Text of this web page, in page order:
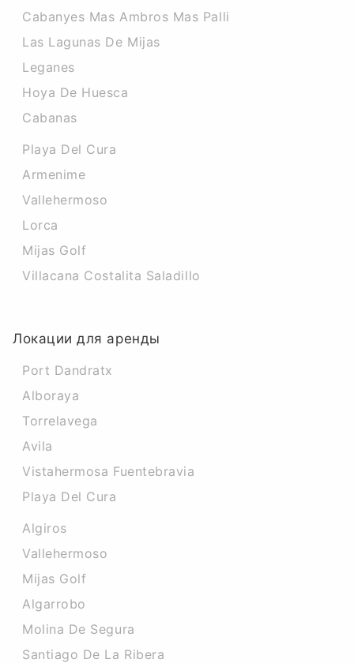
Cabanyes Mas Ambros Mas Palli
Las Lagunas De Mijas
Leganes
Hoya De Huesca
Cabanas
Playa Del Cura
Armenime
Vallehermoso
Lorca
Mijas Golf
Villacana Costalita Saladillo
Локации для аренды
Port Dandratx
Alboraya
Torrelavega
Avila
Vistahermosa Fuentebravia
Playa Del Cura
Algiros
Vallehermoso
Mijas Golf
Algarrobo
Molina De Segura
Santiago De La Ribera